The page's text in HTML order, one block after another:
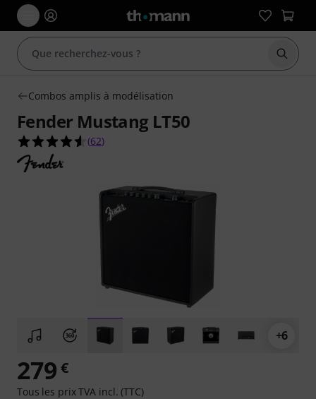
Combos amplis à modélisation
Fender Mustang LT50
4.5 étoiles sur 5 d'après 62 évaluations clients
(62)
+6
279 €
Tous les prix TVA incl. (TTC)